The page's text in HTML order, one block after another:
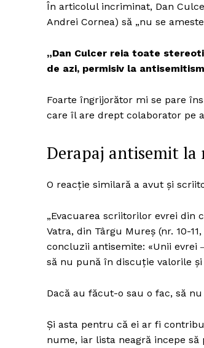
În articolul incriminat, Dan
Andrei Cornea) să „nu se
„Dan Culcer reia toate
de azi, permisiv la
Foarte îngrijorător mi se pare
care îl are drept colaborator pe
Derapaj antisemit la
O reacție similară a avut și
„Evacuarea scriitorilor evrei din
Vatra, din Târgu Mureş (nr. 10-
concluzii antisemite: «Unii
să nu pună în discuție valorile
Dacă au făcut-o sau o fac, să
Şi asta pentru că ei ar fi
nume, iar lista neagră incepe